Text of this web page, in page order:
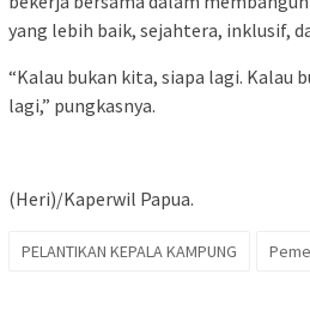
yang lebih baik, sejahtera, inklusif,
“Kalau bukan kita, siapa lagi. Kalau
lagi,” pungkasnya.
(Heri)/Kaperwil Papua.
PELANTIKAN KEPALA KAMPUNG